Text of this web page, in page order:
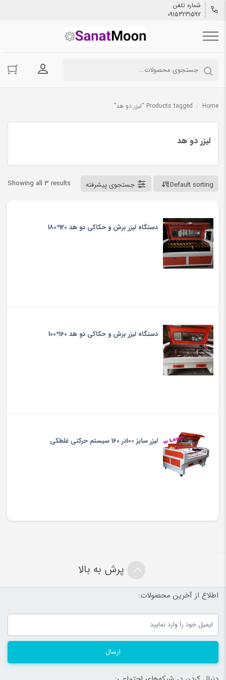
شماره تلفن
09153231597
ورود به
Home
/ Products tagged “لیزر دو هد”
لیزر دو هد
Showing all 3 results Default sorting جستجوی پیشرفته
دستگاه لیزر برش و حکاکی دو هد 120*180
دستگاه لیزر برش و حکاکی دو هد 160*100
لیزر سایز 100در 160 سیستم حرکتی غلطکی
پرش به بالا
اطلاع از آخرین محصولات:
ارسال